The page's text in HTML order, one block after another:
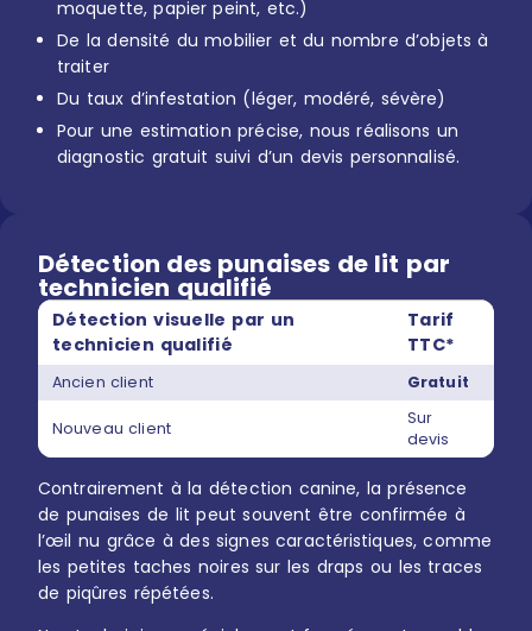
moquette, papier peint, etc.)
De la densité du mobilier et du nombre d’objets à
traiter
Du taux d’infestation (léger, modéré, sévère)
Pour une estimation précise, nous réalisons un
diagnostic gratuit suivi d’un devis personnalisé.
Détection des punaises de lit par
technicien qualifié
Détection visuelle par un
technicien qualifié
Tarif
TTC*
Ancien client Gratuit
Nouveau client
Sur
devis
Contrairement à la détection canine, la présence
de punaises de lit peut souvent être confirmée à
l’œil nu grâce à des signes caractéristiques, comme
les petites taches noires sur les draps ou les traces
de piqûres répétées.